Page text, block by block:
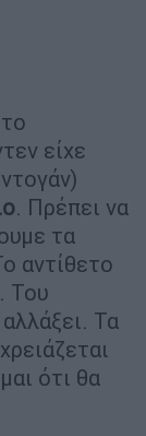
είχε
. Πρέπει να
τα
αντίθετο
Του
Τα
ότι θα